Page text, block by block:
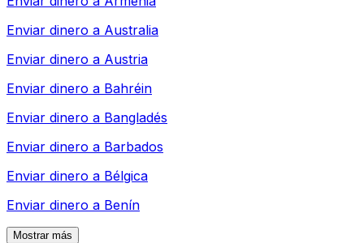
Enviar dinero a Australia
Enviar dinero a Austria
Enviar dinero a Bahréin
Enviar dinero a Bangladés
Enviar dinero a Barbados
Enviar dinero a Bélgica
Enviar dinero a Benín
Mostrar más